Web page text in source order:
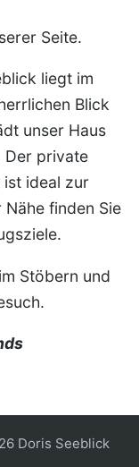
Seite.
liegt im
Blick
unser Haus
Der private
ist ideal zur
finden Sie
Stöbern und
Doris Seeblick